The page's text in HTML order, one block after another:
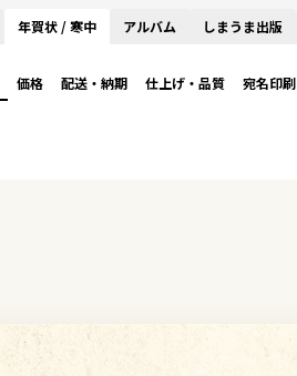
年賀状 / 寒中 アルバム しまうま出版
価格 配送・納期 仕上げ・品質 宛名印刷